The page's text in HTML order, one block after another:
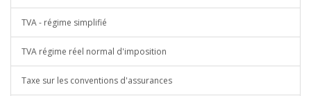
TVA - régime simplifié
TVA régime réel normal d'imposition
Taxe sur les conventions d'assurances